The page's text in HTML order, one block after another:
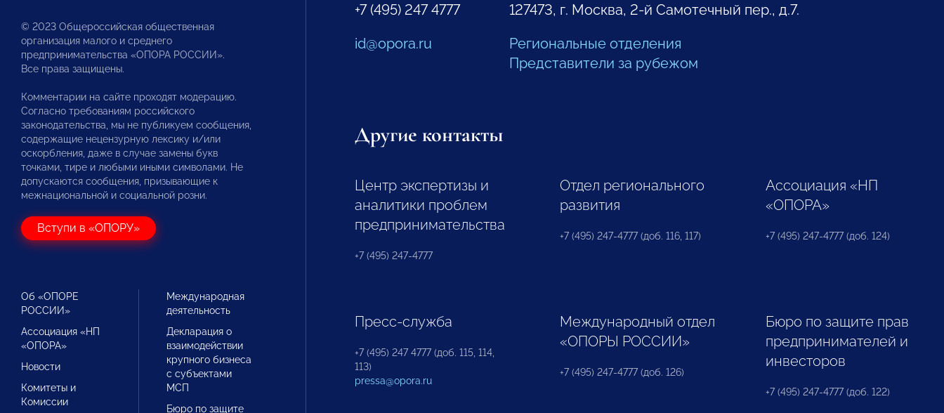
© 2023 Общероссийская общественная
организация малого и среднего
предпринимательства «ОПОРА РОССИИ».
Все права защищены.
Комментарии на сайте проходят модерацию.
Согласно требованиям российского
законодательства, мы не публикуем сообщения,
содержащие нецензурную лексику и/или
оскорбления, даже в случае замены букв
точками, тире и любыми иными символами. Не
допускаются сообщения, призывающие к
межнациональной и социальной розни.
Вступи в «ОПОРУ»
Об «ОПОРЕ
РОССИИ»
Ассоциация «НП
«ОПОРА»
Новости
Комитеты и
Комиссии
Международная
деятельность
Декларация о
взаимодействии
крупного бизнеса
с субъектами
МСП
Бюро по защите
+7 (495) 247 4777
id@opora.ru
127473, г. Москва, 2-й Самотечный пер., д.7.
Региональные отделения
Представители за рубежом
Другие контакты
Центр экспертизы и
аналитики проблем
предпринимательства
+7 (495) 247-4777
Отдел регионального
развития
+7 (495) 247-4777 (доб. 116, 117)
Ассоциация «НП
«ОПОРА»
+7 (495) 247-4777 (доб. 124)
Пресс-служба
+7 (495) 247 4777 (доб. 115, 114,
113)
pressa@opora.ru
Международный отдел
«ОПОРЫ РОССИИ»
+7 (495) 247-4777 (доб. 126)
Бюро по защите прав
предпринимателей и
инвесторов
+7 (495) 247-4777 (доб. 122)